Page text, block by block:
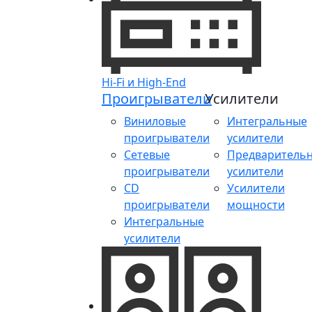
Hi-Fi и High-End
Проигрыватели
Виниловые
проигрыватели
Сетевые
проигрыватели
CD
проигрыватели
Интегральные
усилители
Усилители
Интегральные
усилители
усилители
Усилители
мощности